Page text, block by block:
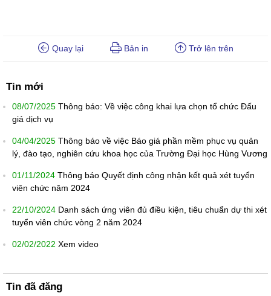
Quay lại Bản in Trở lên trên
Tin mới
08/07/2025 Thông báo: Về việc công khai lựa chọn tổ chức Đấu
giá dịch vụ
04/04/2025 Thông báo về việc Báo giá phần mềm phục vụ quản
lý, đào tạo, nghiên cứu khoa học của Trường Đại học Hùng Vương
01/11/2024 Thông báo Quyết định công nhận kết quả xét tuyển
viên chức năm 2024
22/10/2024 Danh sách ứng viên đủ điều kiện, tiêu chuẩn dự thi xét
tuyển viên chức vòng 2 năm 2024
02/02/2022 Xem video
Tin đã đăng